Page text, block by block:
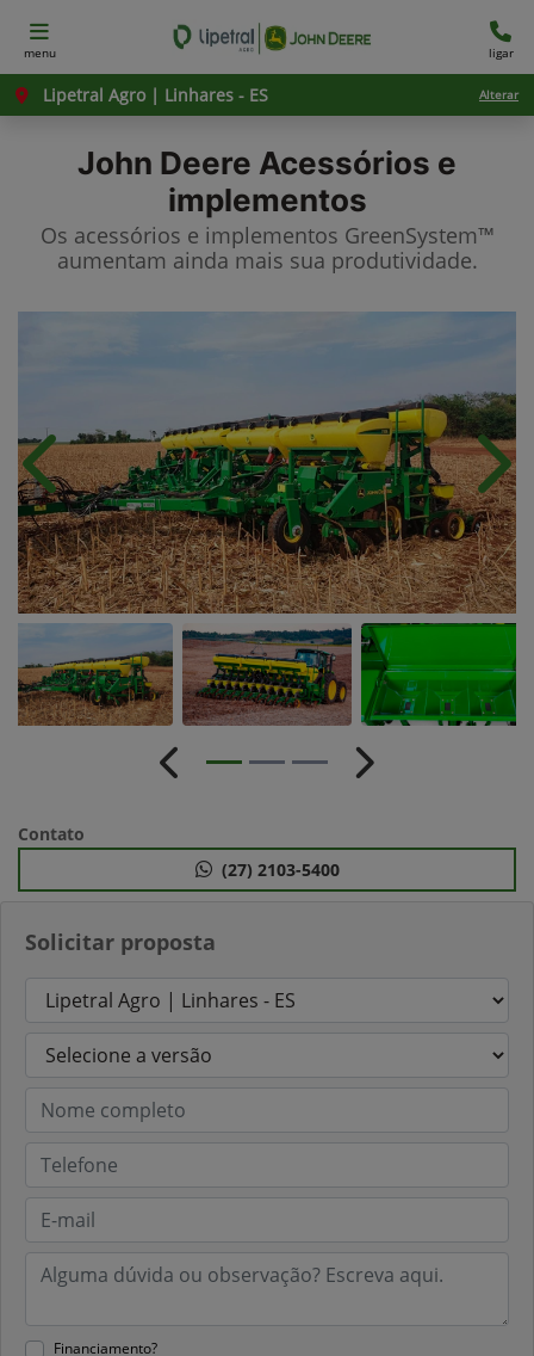
menu ligar
Lipetral Agro | Linhares - ES Alterar
John Deere Acessórios e
implementos
Os acessórios e implementos GreenSystem™
aumentam ainda mais sua produtividade.​
Solicitar proposta
Financiamento?
Anterior
Anterior Próximo
Contato
(27) 2103-5400